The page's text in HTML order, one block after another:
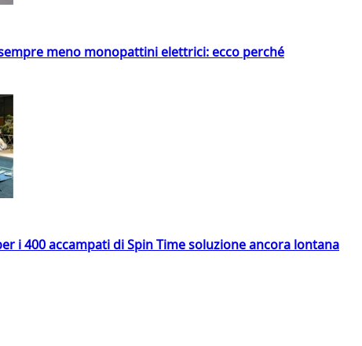
meno monopattini elettrici: ecco perché
i 400 accampati di Spin Time soluzione ancora lontana